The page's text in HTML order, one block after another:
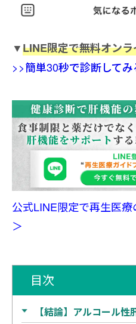
▼LINE限定で無料オン
>>簡単30秒で診断してみ
公式LINE限定で再生医
＞
目次
【結論】アルコール